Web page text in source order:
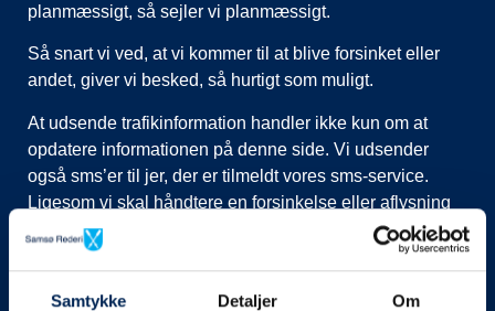
Samtykke Detaljer Om
planmæssigt, så sejler vi planmæssigt.
Så snart vi ved, at vi kommer til at blive forsinket eller
andet, giver vi besked, så hurtigt som muligt.
At udsende trafikinformation handler ikke kun om at
opdatere informationen på denne side. Vi udsender
også sms’er til jer, der er tilmeldt vores sms-service.
Ligesom vi skal håndtere en forsinkelse eller aflysning
ved at lukke afgange i vores system, evt. flytte kunder til
nye afgange, ringe til vognmænd der skal have flyttet